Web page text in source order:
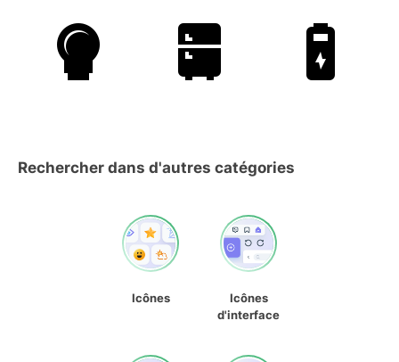
Rechercher dans d'autres catégories
Icônes
Icônes
d'interface